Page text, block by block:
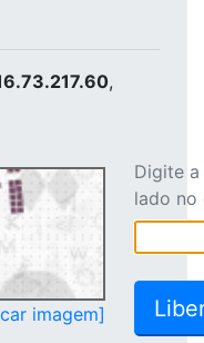
,
imagem]
Digite
lado no